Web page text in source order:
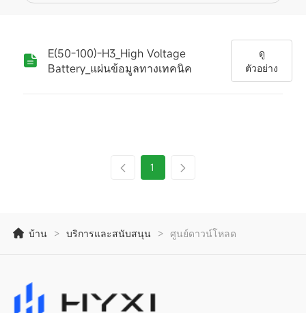
E(50-100)-H3_High Voltage
Battery_แผ่นข้อมูลทางเทคนิค
ดู
ตัวอย่าง
1
บ้าน > บริการและสนับสนุน > ศูนย์ดาวน์โหลด